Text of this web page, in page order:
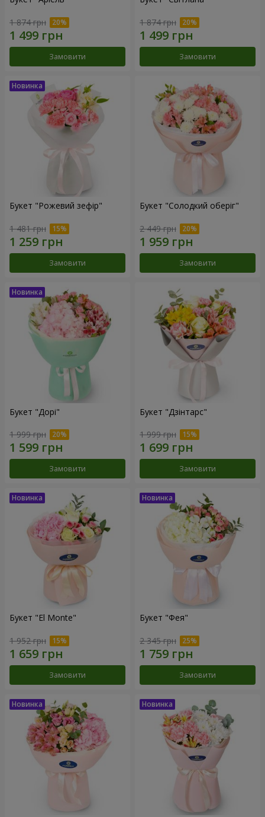
1 874 грн
Замовити
1 874 грн
Замовити
Букет "Рожевий зефір"
1 481 грн
Замовити
Букет "Солодкий оберіг"
2 449 грн
Замовити
Букет "Дорі"
1 999 грн
Замовити
Букет "Дзінтарс"
1 999 грн
Замовити
Букет "El Monte"
1 952 грн
Замовити
Букет "Фея"
2 345 грн
Замовити